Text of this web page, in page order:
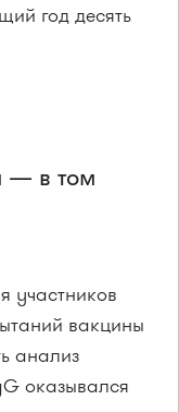
год десять
— в том
участников
вакцины
анализ
оказывался